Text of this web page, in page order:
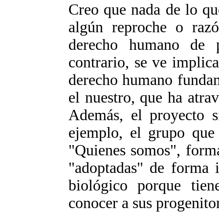
Creo que nada de lo
algún reproche o
derecho humano de
contrario, se ve
derecho humano
el nuestro, que ha
Además, el proyecto
ejemplo, el grupo
"Quienes somos",
"adoptadas" de
biológico porque
conocer a sus